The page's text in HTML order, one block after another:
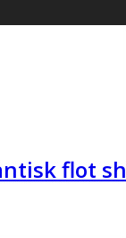
flot